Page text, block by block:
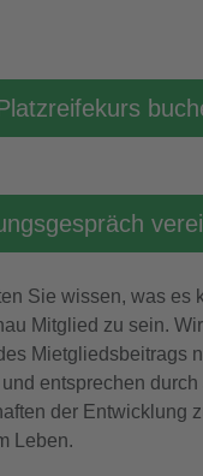
Sie wissen, was es
Mitglied zu sein.
Mietgliedsbeitrags
entsprechen durch
der Entwicklung
Leben.